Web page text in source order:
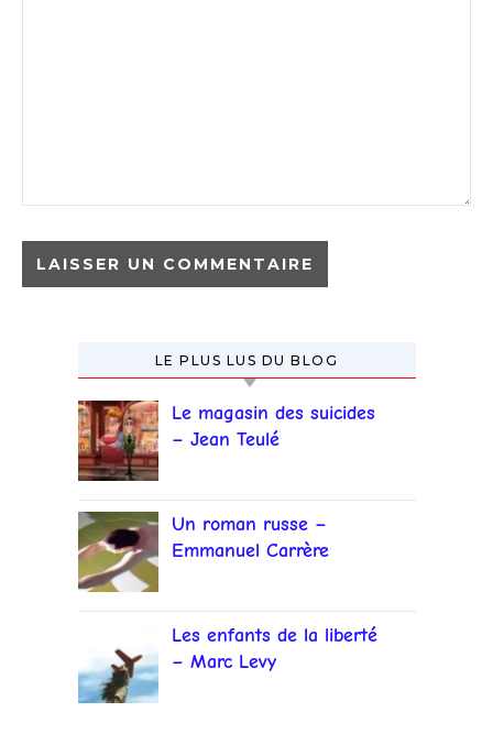
LE PLUS LUS DU BLOG
Le magasin des suicides
– Jean Teulé
Un roman russe –
Emmanuel Carrère
Les enfants de la liberté
– Marc Levy